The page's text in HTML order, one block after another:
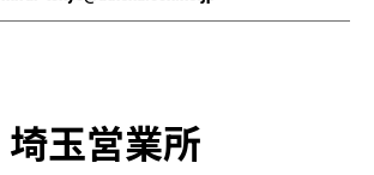
埼玉営業所